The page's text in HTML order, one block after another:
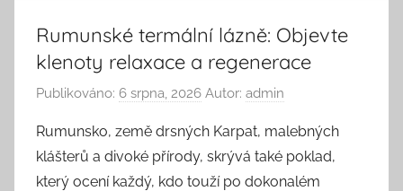
Rumunské termální lázně: Objevte
klenoty relaxace a regenerace
Publikováno: 6 srpna, 2026 Autor: admin
Rumunsko, země drsných Karpat, malebných
klášterů a divoké přírody, skrývá také poklad,
který ocení každý, kdo touží po dokonalém